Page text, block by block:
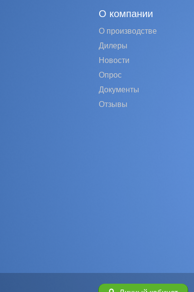
О компании
О производстве
Дилеры
Новости
Опрос
Документы
Отзывы